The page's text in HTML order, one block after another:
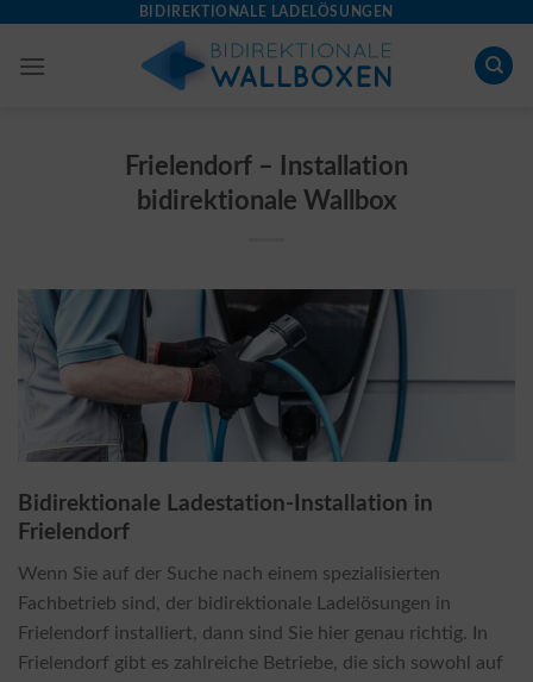
content
BIDIREKTIONALE LADELÖSUNGEN
Frielendorf – Installation
bidirektionale Wallbox
Bidirektionale Ladestation-Installation in
Frielendorf
Wenn Sie auf der Suche nach einem spezialisierten
Fachbetrieb sind, der bidirektionale Ladelösungen in
Frielendorf installiert, dann sind Sie hier genau richtig. In
Frielendorf gibt es zahlreiche Betriebe, die sich sowohl auf